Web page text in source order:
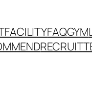
FACILITYFAQGYM
RECRUIT